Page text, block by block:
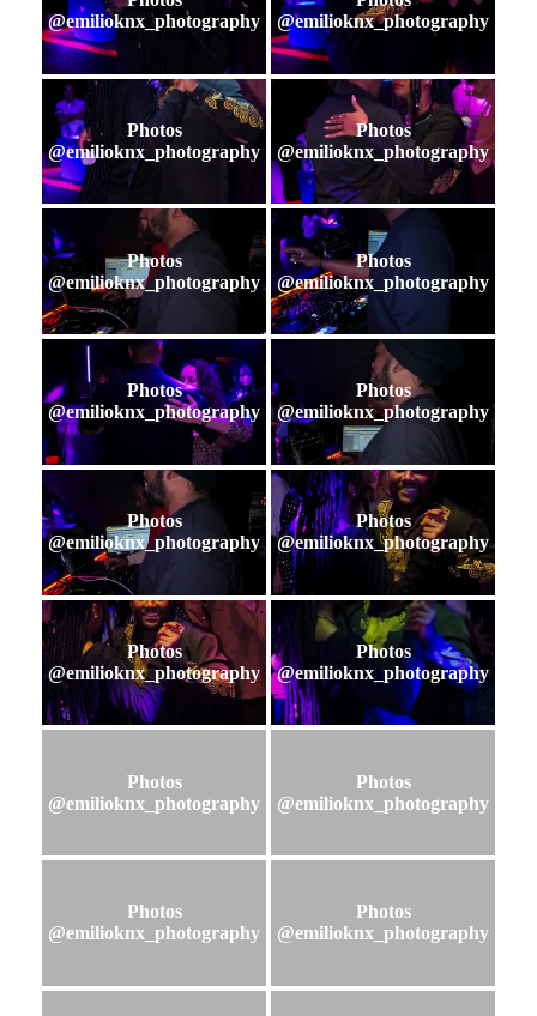
@emilioknx_photography
@emilioknx_photography
Photos
@emilioknx_photography
Photos
@emilioknx_photography
Photos
@emilioknx_photography
Photos
@emilioknx_photography
Photos
@emilioknx_photography
Photos
@emilioknx_photography
Photos
@emilioknx_photography
Photos
@emilioknx_photography
Photos
@emilioknx_photography
Photos
@emilioknx_photography
Photos
@emilioknx_photography
Photos
@emilioknx_photography
Photos
@emilioknx_photography
Photos
@emilioknx_photography